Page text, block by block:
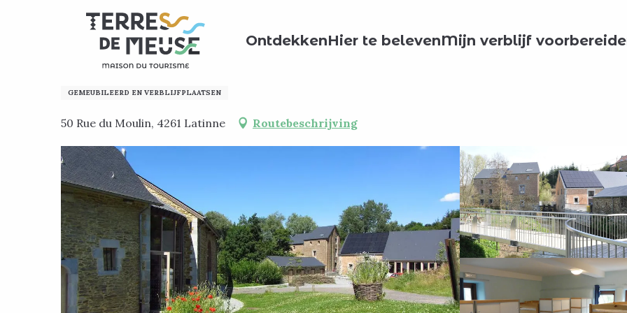
OntdekkenHier te belevenMijn verblijf
Home Mijn verblijf voorbereiden
Hébergement pour groupe - Moulin de Hosdent
GEMEUBILEERD EN VERBLIJFPLAATSEN
50 Rue du Moulin, 4261 Latinne Routebeschrijving